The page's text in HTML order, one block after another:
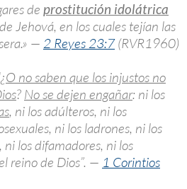
de prostitución idolátrica
Jehová, en los cuales tejían las
— 2 Reyes 23:7(RVR1960)
O no saben que los injustos no
? No se dejen engañar: ni los
, ni los adúlteros, ni los
ni los ladrones, ni los
ni los difamadores, ni los
reino de Dios”. — 1 Corintios